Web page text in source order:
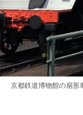
京都鉄道博物館の扇形